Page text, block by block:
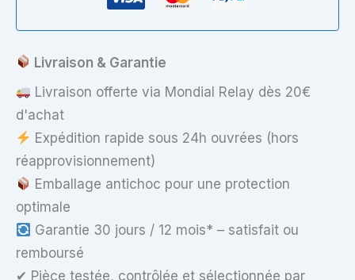
001
Livraison & Garantie
Livraison offerte via Mondial Relay dès 20€
d'achat
Expédition rapide sous 24h ouvrées (hors
réapprovisionnement)
Emballage antichoc pour une protection
optimale
Garantie 30 jours / 12 mois* – satisfait ou
remboursé
✔ Pièce testée, contrôlée et sélectionnée par